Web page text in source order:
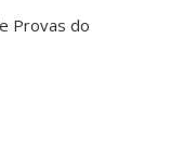
Provas do